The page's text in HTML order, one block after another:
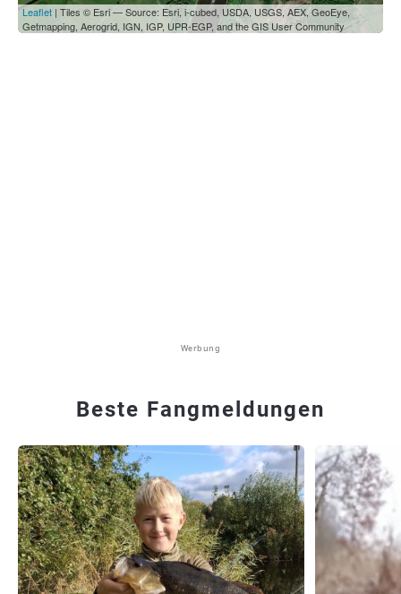
Leaflet | Tiles © Esri — Source: Esri, i-cubed, USDA, USGS, AEX, GeoEye,
Getmapping, Aerogrid, IGN, IGP, UPR-EGP, and the GIS User Community
Werbung
Beste Fangmeldungen